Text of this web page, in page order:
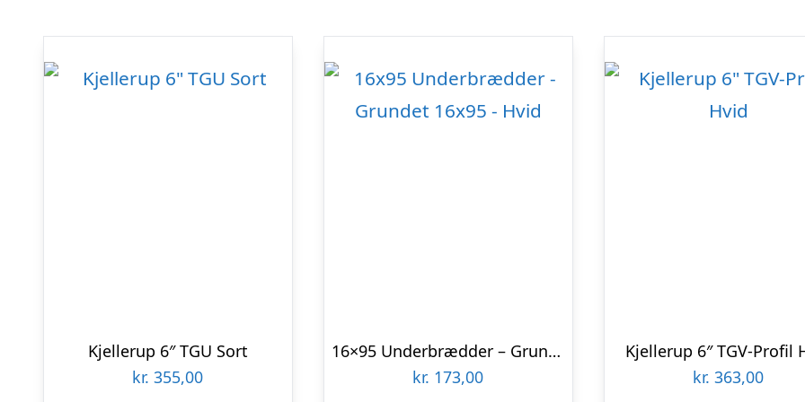
Kjellerup 6″ TGU Sort
kr. 355,00
16×95 Underbrædder – Grundet 16×95 – Hvid
kr. 173,00
Kjellerup 6″ TGV-Profil
kr. 363,00